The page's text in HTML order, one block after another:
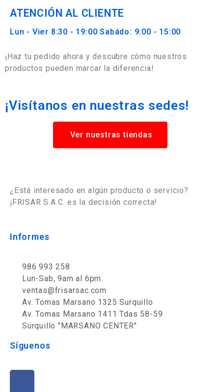
ATENCIÓN AL CLIENTE
Lun - Vier 8:30 - 19:00 Sabádo: 9:00 - 15:00
¡Haz tu pedido ahora y descubre cómo nuestros
productos pueden marcar la diferencia!
¡Visítanos en nuestras sedes!
Ver nuestras tiendas
¿Está interesado en algún producto o servicio?
¡FRISAR S.A.C. es la decisión correcta!
Informes
986 993 258
Lun-Sab, 9am al 6pm
ventas@frisarsac.com
Av. Tomas Marsano 1325 Surquillo
Av. Tomas Marsano 1411 Tdas 58-59
Surquillo "MARSANO CENTER"
Síguenos